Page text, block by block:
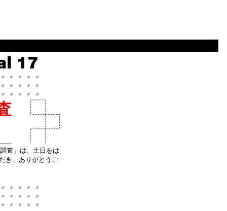
査」は、土日をは
き、ありがとうご